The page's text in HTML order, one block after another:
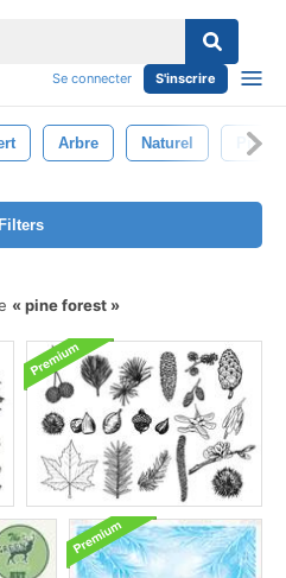
Se connecter S'inscrire
Arbre Naturel Pin
Filters
pine forest